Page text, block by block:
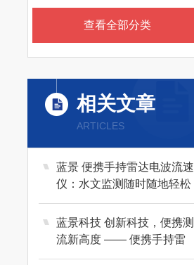
查看全部分类
相关文章
ARTICLES
蓝景 便携手持雷达电波流速
仪：水文监测随时随地轻松
搞定
蓝景科技 创新科技，便携测
流新高度 —— 便携手持雷
达电波流速仪